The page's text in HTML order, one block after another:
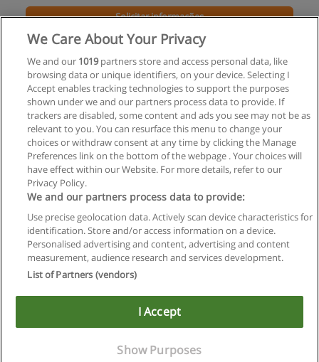
Solicitar informações
Especialização em Teatro, Música e Dança para
Educadores
UNIFRAN - Universidade de Franca
Solicitar informações
Regras de uso
Privacidade de dados
Entrar em contato com Educaedu
Copyright © Educaedu Business S.L. - CIF : B-95610580: -
We Care About Your Privacy
We and our 1019partners store and access personal data, like
browsing data or unique identifiers, on your device. Selecting I
Accept enables tracking technologies to support the purposes
shown under we and our partners process data to provide. If
trackers are disabled, some content and ads you see may not be as
relevant to you. You can resurface this menu to change your
choices or withdraw consent at any time by clicking the Manage
Preferences link on the bottom of the webpage . Your choices will
have effect within our Website. For more details, refer to our
Privacy Policy.
We and our partners process data to provide:
Use precise geolocation data. Actively scan device characteristics for
identification. Store and/or access information on a device.
Personalised advertising and content, advertising and content
measurement, audience research and services development.
List of Partners (vendors)
I Accept
Show Purposes